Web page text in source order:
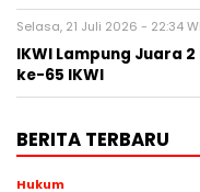
Selasa, 21 Juli 2026 - 22:34
IKWI Lampung Juara
ke-65 IKWI
BERITA TERBARU
Hukum